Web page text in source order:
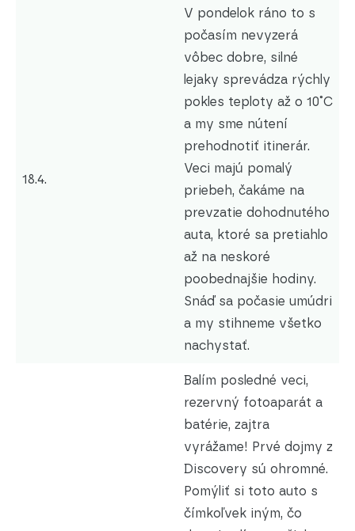
18.4.
V pondelok ráno to s
počasím nevyzerá
vôbec dobre, silné
lejaky sprevádza rýchly
pokles teploty až o 10˚C
a my sme nútení
prehodnotiť itinerár.
Veci majú pomalý
priebeh, čakáme na
prevzatie dohodnutého
auta, ktoré sa pretiahlo
až na neskoré
poobednajšie hodiny.
Snáď sa počasie umúdri
a my stihneme všetko
nachystať.
Balím posledné veci,
rezervný fotoaparát a
batérie, zajtra
vyrážame! Prvé dojmy z
Discovery sú ohromné.
Pomýliť si toto auto s
čímkoľvek iným, čo